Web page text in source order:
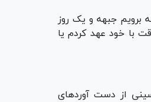
جبهه و یک روز
با خود عهد کردم یا
از دست آورد‌های